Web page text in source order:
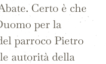
Certo è che
per la
parroco Pietro
autorità della